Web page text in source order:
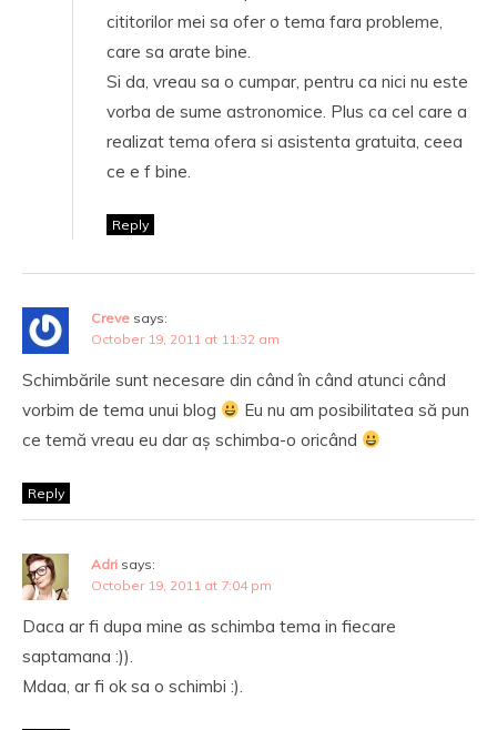
cititorilor mei sa ofer o tema fara probleme,
care sa arate bine.
Si da, vreau sa o cumpar, pentru ca nici nu este
vorba de sume astronomice. Plus ca cel care a
realizat tema ofera si asistenta gratuita, ceea
ce e f bine.
Reply
Creve says:
October 19, 2011 at 11:32 am
Schimbările sunt necesare din când în când atunci când
vorbim de tema unui blog
Eu nu am posibilitatea să pun
ce temă vreau eu dar aș schimba-o oricând
Reply
Adri says:
October 19, 2011 at 7:04 pm
Daca ar fi dupa mine as schimba tema in fiecare
saptamana :)).
Mdaa, ar fi ok sa o schimbi :).